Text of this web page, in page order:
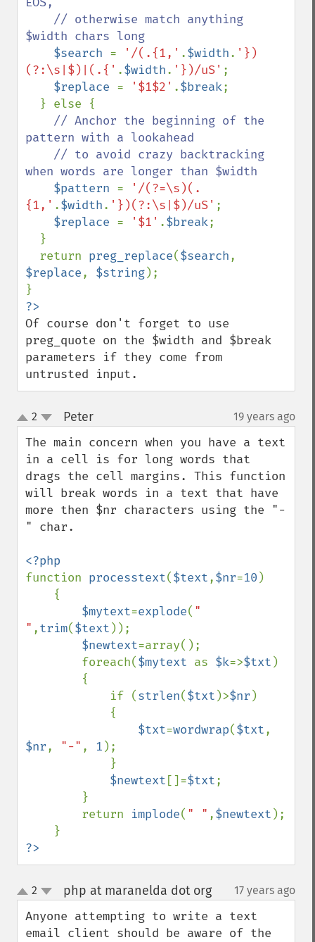
$width chars long
$search = '/(.{1,' .$width. '})
(?:\s|$)|(.{' .$width. '})/uS' ;
$replace = '$1$2' .$break;
// Anchor the beginning of the
pattern with a lookahead
when words are longer than $width
$pattern =
'/(?=\s)(.
{1,' .$width. '})(?:\s|$)/uS' ;
$replace = '$1' .$break;
  return
preg_replace($search
$replace, $string);
Of course don't forget to use
preg_quote on the $width and $break
parameters if they come from
untrusted input.
up
down
2 Peter¶ 19 years ago
The main concern when you have a text
in a cell is for long words that
drags the cell margins. This function
will break words in a text that have
more then $nr characters using the "-
" char.
function processtext($text,$nr=10 )
$mytext=explode( "
" ,trim($text ));
$newtext=array();
        foreach(
$mytext as $k=>$txt )
            if (
strlen($txt )>$nr )
$txt=wordwrap($txt
$nr, "-" , 1 );
$newtext []=$txt;
        return
implode( " " ,$newtext );
?>
up
down
2 php at maranelda dot org¶ 17 years ago
Anyone attempting to write a text
email client should be aware of the